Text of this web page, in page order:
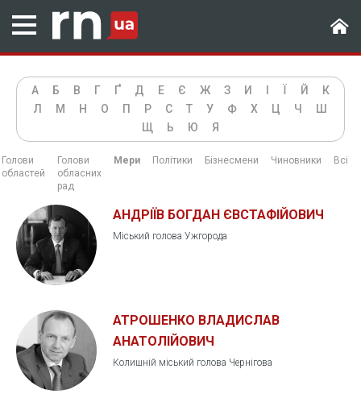
А Б В Г Ґ Д Е Є Ж З И Й
К
Л
М Н О П Р С Т У Ф Х Ц Ч
Ш
Щ
Ь Ю Я
Голови
областей
Голови
обласних
рад
Мери Політики Бізнесмени Чиновники Всі
АНДРІЇВ БОГДАН ЄВСТАФІЙОВИЧ
Міський голова Ужгорода
АТРОШЕНКО ВЛАДИСЛАВ
АНАТОЛІЙОВИЧ
Колишній міський голова Чернігова